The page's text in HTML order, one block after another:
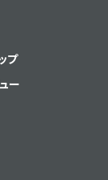
プ
ー